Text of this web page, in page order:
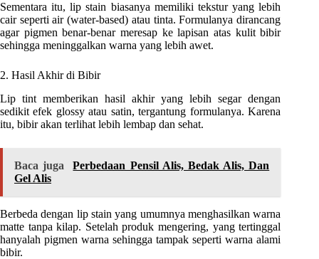
Sementara itu, lip stain biasanya memiliki tekstur yang lebih
cair seperti air (water-based) atau tinta. Formulanya dirancang
agar pigmen benar-benar meresap ke lapisan atas kulit bibir
sehingga meninggalkan warna yang lebih awet.
2. Hasil Akhir di Bibir
Lip tint memberikan hasil akhir yang lebih segar dengan
sedikit efek glossy atau satin, tergantung formulanya. Karena
itu, bibir akan terlihat lebih lembap dan sehat.
Baca juga
Perbedaan Pensil Alis, Bedak Alis, Dan
Gel Alis
Berbeda dengan lip stain yang umumnya menghasilkan warna
matte tanpa kilap. Setelah produk mengering, yang tertinggal
hanyalah pigmen warna sehingga tampak seperti warna alami
bibir.